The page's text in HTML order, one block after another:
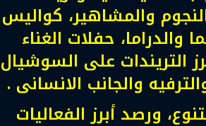
والمشاهير، كواليس
والدراما، حفلات الغناء
التريندات على السوشيال
والجانب الانسانى .
ورصد أبرز الفعاليات